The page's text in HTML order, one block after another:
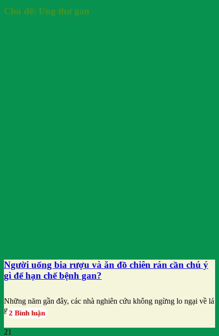
Chủ đề: Ung thư gan
Người uống bia rượu và ăn đồ chiên rán cần chú ý
gì để hạn chế bệnh gan?
Những năm gần đây, các nhà nghiên cứu không ngừng lo ngại về lá
gan2 Bình luận
21